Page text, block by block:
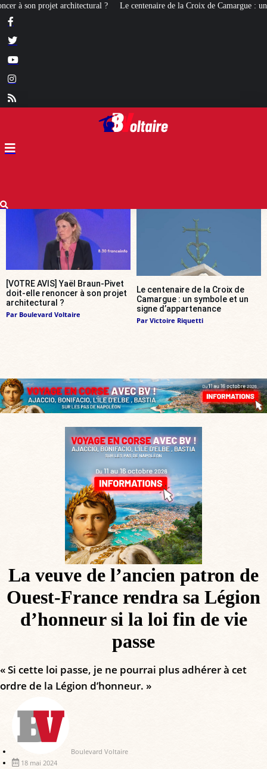
centenaire de la Croix de Camargue : un symbole et un signe d’appartenance
[VOTRE AVIS] Yaël Braun-Pivet
doit-elle renoncer à son projet
architectural ?
Par Boulevard Voltaire
Le centenaire de la Croix de
Camargue : un symbole et un
signe d’appartenance
Par Victoire Riquetti
La veuve de l’ancien patron de
Ouest-France rendra sa Légion
d’honneur si la loi fin de vie
passe
« Si cette loi passe, je ne pourrai plus adhérer à cet
ordre de la Légion d’honneur. »
Boulevard Voltaire
18 mai 2024